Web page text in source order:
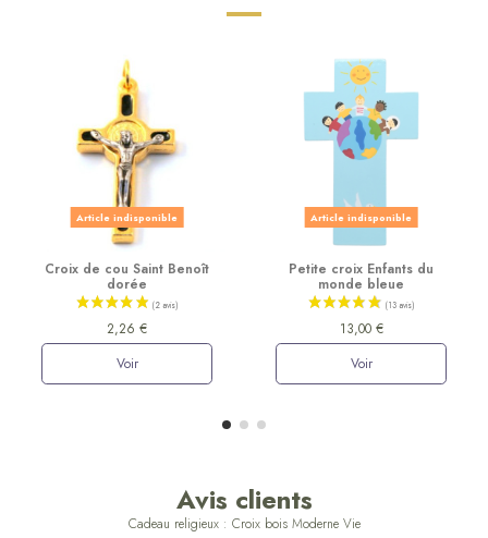
Article indisponible
Croix de cou Saint Benoît
dorée
2,26 €
Voir
Article indisponible
Petite croix Enfants du
monde bleue
13,00 €
Voir
Avis clients
Cadeau religieux : Croix bois Moderne Vie